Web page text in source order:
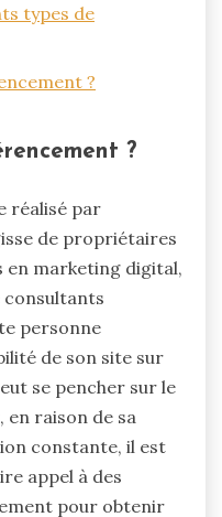
types de
?
?
réalisé par
de propriétaires
en marketing digital,
consultants
personne
de son site sur
se pencher sur le
raison de sa
constante, il est
appel à des
pour obtenir